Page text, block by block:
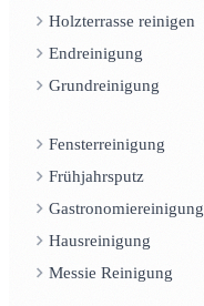
Holzterrasse reinigen
Endreinigung
Grundreinigung
Fensterreinigung
Frühjahrsputz
Gastronomiereinigung
Hausreinigung
Messie Reinigung